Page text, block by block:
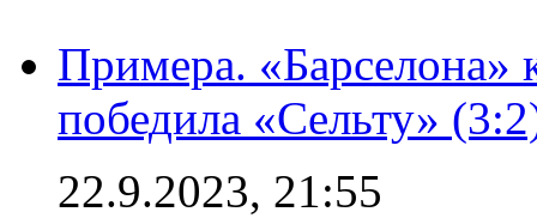
Примера. «Барселона»
победила «Сельту»
22.9.2023, 21:55